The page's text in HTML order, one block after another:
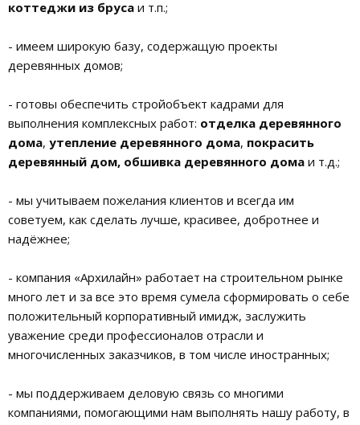
коттеджи из бруса и т.п.;
- имеем широкую базу, содержащую проекты
деревянных домов;
- готовы обеспечить стройобъект кадрами для
выполнения комплексных работ: отделка деревянного
дома, утепление деревянного дома, покрасить
деревянный дом, обшивка деревянного дома и т.д.;
- мы учитываем пожелания клиентов и всегда им
советуем, как сделать лучше, красивее, добротнее и
надёжнее;
- компания «Архилайн» работает на строительном рынке
много лет и за все это время сумела сформировать о себе
положительный корпоративный имидж, заслужить
уважение среди профессионалов отрасли и
многочисленных заказчиков, в том числе иностранных;
- мы поддерживаем деловую связь со многими
компаниями, помогающими нам выполнять нашу работу, в